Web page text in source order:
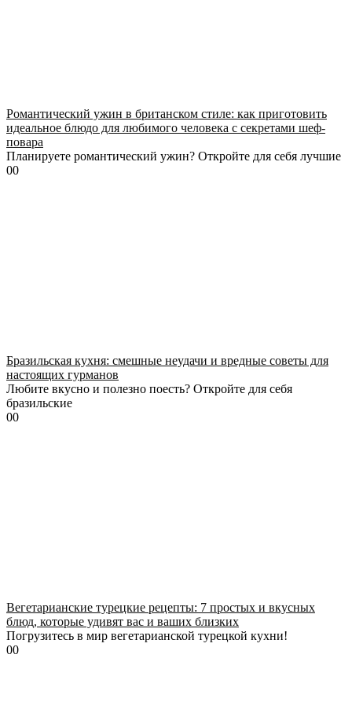
Романтический ужин в британском стиле: как приготовить
идеальное блюдо для любимого человека с секретами шеф-
повара
Планируете романтический ужин? Откройте для себя лучшие
00
Бразильская кухня: смешные неудачи и вредные советы для
настоящих гурманов
Любите вкусно и полезно поесть? Откройте для себя
бразильские
00
Вегетарианские турецкие рецепты: 7 простых и вкусных
блюд, которые удивят вас и ваших близких
Погрузитесь в мир вегетарианской турецкой кухни!
00